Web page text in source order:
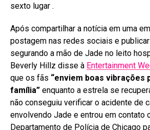
sexto lugar .
Após compartilhar a notícia em uma
postagem nas redes sociais e
segurando a mão de Jade no leito
Beverly Hillz disse à Entertainment
que os fãs “enviem boas vibrações
família” enquanto a estrela se
não conseguiu verificar o acidente de
envolvendo Jade e entrou em contato
Departamento de Polícia de Chicago